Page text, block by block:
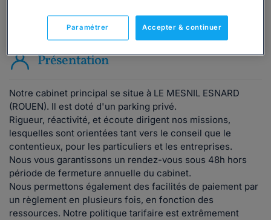
Vous êtes avocat ?
Présentation
Notre cabinet principal se situe à LE MESNIL ESNARD
(ROUEN). Il est doté d'un parking privé.
Rigueur, réactivité, et écoute dirigent nos missions,
lesquelles sont orientées tant vers le conseil que le
contentieux, pour les particuliers et les entreprises.
Nous vous garantissons un rendez-vous sous 48h hors
période de fermeture annuelle du cabinet.
Nous permettons également des facilités de paiement par
un règlement en plusieurs fois, en fonction des
ressources. Notre politique tarifaire est extrêmement
Accepter & continuer
Paramétrer